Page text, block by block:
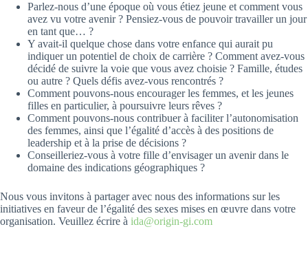
Parlez-nous d’une époque où vous étiez jeune et comment vous
avez vu votre avenir ? Pensiez-vous de pouvoir travailler un jour
en tant que… ?
Y avait-il quelque chose dans votre enfance qui aurait pu
indiquer un potentiel de choix de carrière ? Comment avez-vous
décidé de suivre la voie que vous avez choisie ? Famille, études
ou autre ? Quels défis avez-vous rencontrés ?
Comment pouvons-nous encourager les femmes, et les jeunes
filles en particulier, à poursuivre leurs rêves ?
Comment pouvons-nous contribuer à faciliter l’autonomisation
des femmes, ainsi que l’égalité d’accès à des positions de
leadership et à la prise de décisions ?
Conseilleriez-vous à votre fille d’envisager un avenir dans le
domaine des indications géographiques ?
Nous vous invitons à partager avec nous des informations sur les
initiatives en faveur de l’égalité des sexes mises en œuvre dans votre
organisation. Veuillez écrire à ida@origin-gi.com